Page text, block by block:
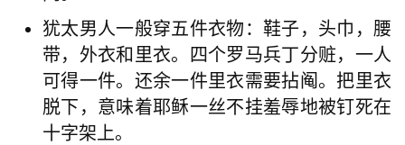
犹太男人一般穿五件衣物：鞋子，头巾，腰
带，外衣和里衣。四个罗马兵丁分赃，一人
可得一件。还余一件里衣需要拈阄。把里衣
脱下，意味着耶稣一丝不挂羞辱地被钉死在
十字架上。